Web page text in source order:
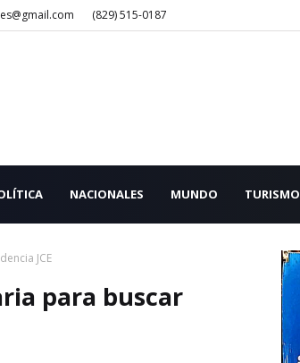
(829) 515-0187
NACIONALES MUNDO TURISMO
JCE
para buscar